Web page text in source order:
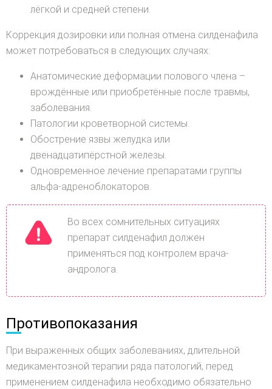
лёгкой и средней степени.
Коррекция дозировки или полная отмена силденафила
может потребоваться в следующих случаях:
Анатомические деформации полового члена –
врождённые или приобретённые после травмы,
заболевания.
Патологии кроветворной системы.
Обострение язвы желудка или
двенадцатипёрстной железы.
Одновременное лечение препаратами группы
альфа-адреноблокаторов.
Во всех сомнительных ситуациях
препарат силденафил должен
применяться под контролем врача-
андролога.
Противопоказания
При выраженных общих заболеваниях, длительной
медикаментозной терапии ряда патологий, перед
применением силденафила необходимо обязательно